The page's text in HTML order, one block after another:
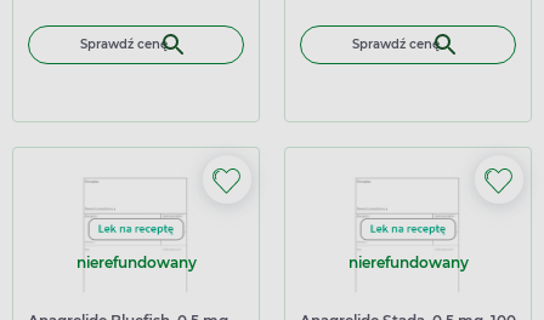
Sprawdź cenę Sprawdź cenę
nierefundowany nierefundowany